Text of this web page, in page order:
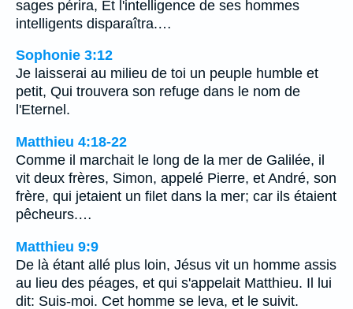
sages périra, Et l'intelligence de ses hommes
intelligents disparaîtra.…
Sophonie 3:12
Je laisserai au milieu de toi un peuple humble et
petit, Qui trouvera son refuge dans le nom de
l'Eternel.
Matthieu 4:18-22
Comme il marchait le long de la mer de Galilée, il
vit deux frères, Simon, appelé Pierre, et André, son
frère, qui jetaient un filet dans la mer; car ils étaient
pêcheurs.…
Matthieu 9:9
De là étant allé plus loin, Jésus vit un homme assis
au lieu des péages, et qui s'appelait Matthieu. Il lui
dit: Suis-moi. Cet homme se leva, et le suivit.